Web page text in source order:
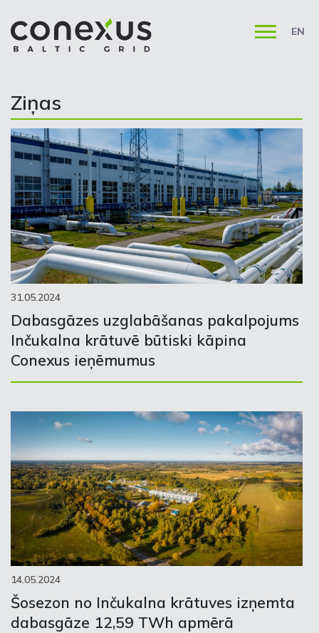
EN
Ziņas
31.05.2024
Dabasgāzes uzglabāšanas pakalpojums
Inčukalna krātuvē būtiski kāpina
Conexus ieņēmumus
14.05.2024
Šosezon no Inčukalna krātuves izņemta
dabasgāze 12,59 TWh apmērā